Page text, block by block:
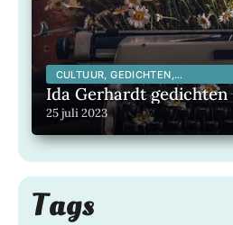
CULTUUR, GEDICHTEN,
INSPIRERENDE KUNSTENAARS,
INSPIRERENDE MENSEN,
LITERATUUR, MAATSCHAPPELIJK,
Ida Gerhardt gedichten
25 juli 2023
Tags